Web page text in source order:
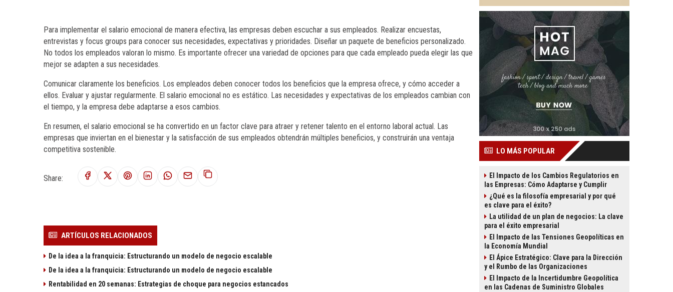
Para implementar el salario emocional de manera efectiva, las empresas deben escuchar a sus empleados. Realizar encuestas,
entrevistas y focus groups para conocer sus necesidades, expectativas y prioridades. Diseñar un paquete de beneficios personalizado.
No todos los empleados valoran lo mismo. Es importante ofrecer una variedad de opciones para que cada empleado pueda elegir las que
mejor se adapten a sus necesidades.
Comunicar claramente los beneficios. Los empleados deben conocer todos los beneficios que la empresa ofrece, y cómo acceder a
ellos. Evaluar y ajustar regularmente. El salario emocional no es estático. Las necesidades y expectativas de los empleados cambian con
el tiempo, y la empresa debe adaptarse a esos cambios.
En resumen, el salario emocional se ha convertido en un factor clave para atraer y retener talento en el entorno laboral actual. Las
empresas que inviertan en el bienestar y la satisfacción de sus empleados obtendrán múltiples beneficios, y construirán una ventaja
competitiva sostenible.
Share:
ARTÍCULOS RELACIONADOS
De la idea a la franquicia: Estructurando un modelo de negocio escalable
De la idea a la franquicia: Estructurando un modelo de negocio escalable
Rentabilidad en 20 semanas: Estrategias de choque para negocios estancados
LO MÁS POPULAR
El Impacto de los Cambios Regulatorios en
las Empresas: Cómo Adaptarse y Cumplir
¿Qué es la filosofía empresarial y por qué
es clave para el éxito?
La utilidad de un plan de negocios: La clave
para el éxito empresarial
El Impacto de las Tensiones Geopolíticas en
la Economía Mundial
El Ápice Estratégico: Clave para la Dirección
y el Rumbo de las Organizaciones
El Impacto de la Incertidumbre Geopolítica
en las Cadenas de Suministro Globales